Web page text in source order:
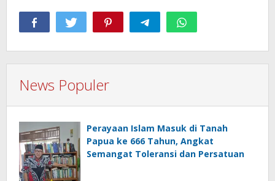
News Populer
Perayaan Islam Masuk di Tanah
Papua ke 666 Tahun, Angkat
Semangat Toleransi dan Persatuan